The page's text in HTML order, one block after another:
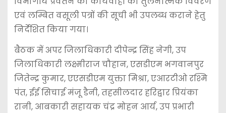
एवं लम्बित वसूली पत्रों की सूची भी उपलब्ध कराने हेतु
निर्देशित किया गया।
बैठक में अपर जिलाधिकारी दीपेन्द्र सिंह नेगी, उप
जिलाधिकारी लक्ष्मीराज चौहान, एसडीएम भगवानपुर
जितेन्द्र कुमार, एएसडीएम युक्ता मिश्रा, एआरटीओ रश्मि
पंत, ईई सिचाई मंजू डैनी, तहसीलदार हरिद्वार प्रियंका
रानी, आबकारी सहायक चंद्र मोहन आर्य, उप प्रभारी